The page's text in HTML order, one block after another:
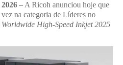
– A Ricoh anunciou hoje que
na categoria de Líderes no
High-Speed Inkjet 2025